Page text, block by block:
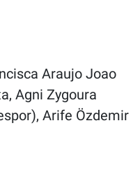
Araujo Joao
Agni Zygoura
Arife Özdemir